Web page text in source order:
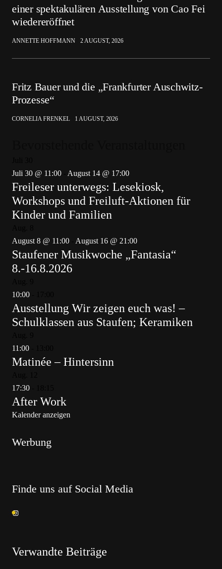
einer spektakulären Ausstellung von Cao Fei
wiedereröffnet
ANNETTE HOFFMANN 2 AUGUST, 2026
Fritz Bauer und die „Frankfurter Auschwitz-
Prozesse“
CORNELIA FRENKEL 1 AUGUST, 2026
Juli 30 @ 11:00
August 14 @ 17:00
Freileser unterwegs: Lesekiosk,
Workshops und Freiluft-Aktionen für
Kinder und Familien
August 8 @ 11:00
August 16 @ 21:00
Staufener Musikwoche „Fantasia“
8.-16.8.2026
10:00
Ausstellung Wir zeigen euch was! –
Schulklassen aus Staufen; Keramiken
11:00
Matinée – Hintersinn
17:30
After Work
Kalender anzeigen
Werbung
Finde uns auf Social Media
Verwandte Beiträge